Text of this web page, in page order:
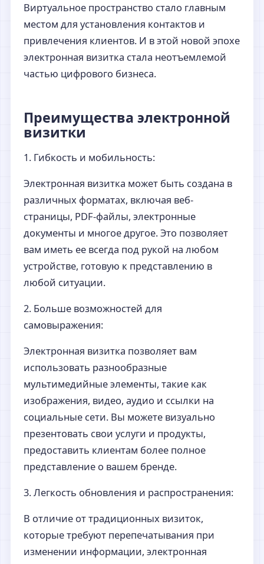
Виртуальное пространство стало главным
местом для установления контактов и
привлечения клиентов. И в этой новой эпохе
электронная визитка стала неотъемлемой
частью цифрового бизнеса.
Преимущества электронной
визитки
1. Гибкость и мобильность:
Электронная визитка может быть создана в
различных форматах, включая веб-
страницы, PDF-файлы, электронные
документы и многое другое. Это позволяет
вам иметь ее всегда под рукой на любом
устройстве, готовую к представлению в
любой ситуации.
2. Больше возможностей для
самовыражения:
Электронная визитка позволяет вам
использовать разнообразные
мультимедийные элементы, такие как
изображения, видео, аудио и ссылки на
социальные сети. Вы можете визуально
презентовать свои услуги и продукты,
предоставить клиентам более полное
представление о вашем бренде.
3. Легкость обновления и распространения:
В отличие от традиционных визиток,
которые требуют перепечатывания при
изменении информации, электронная